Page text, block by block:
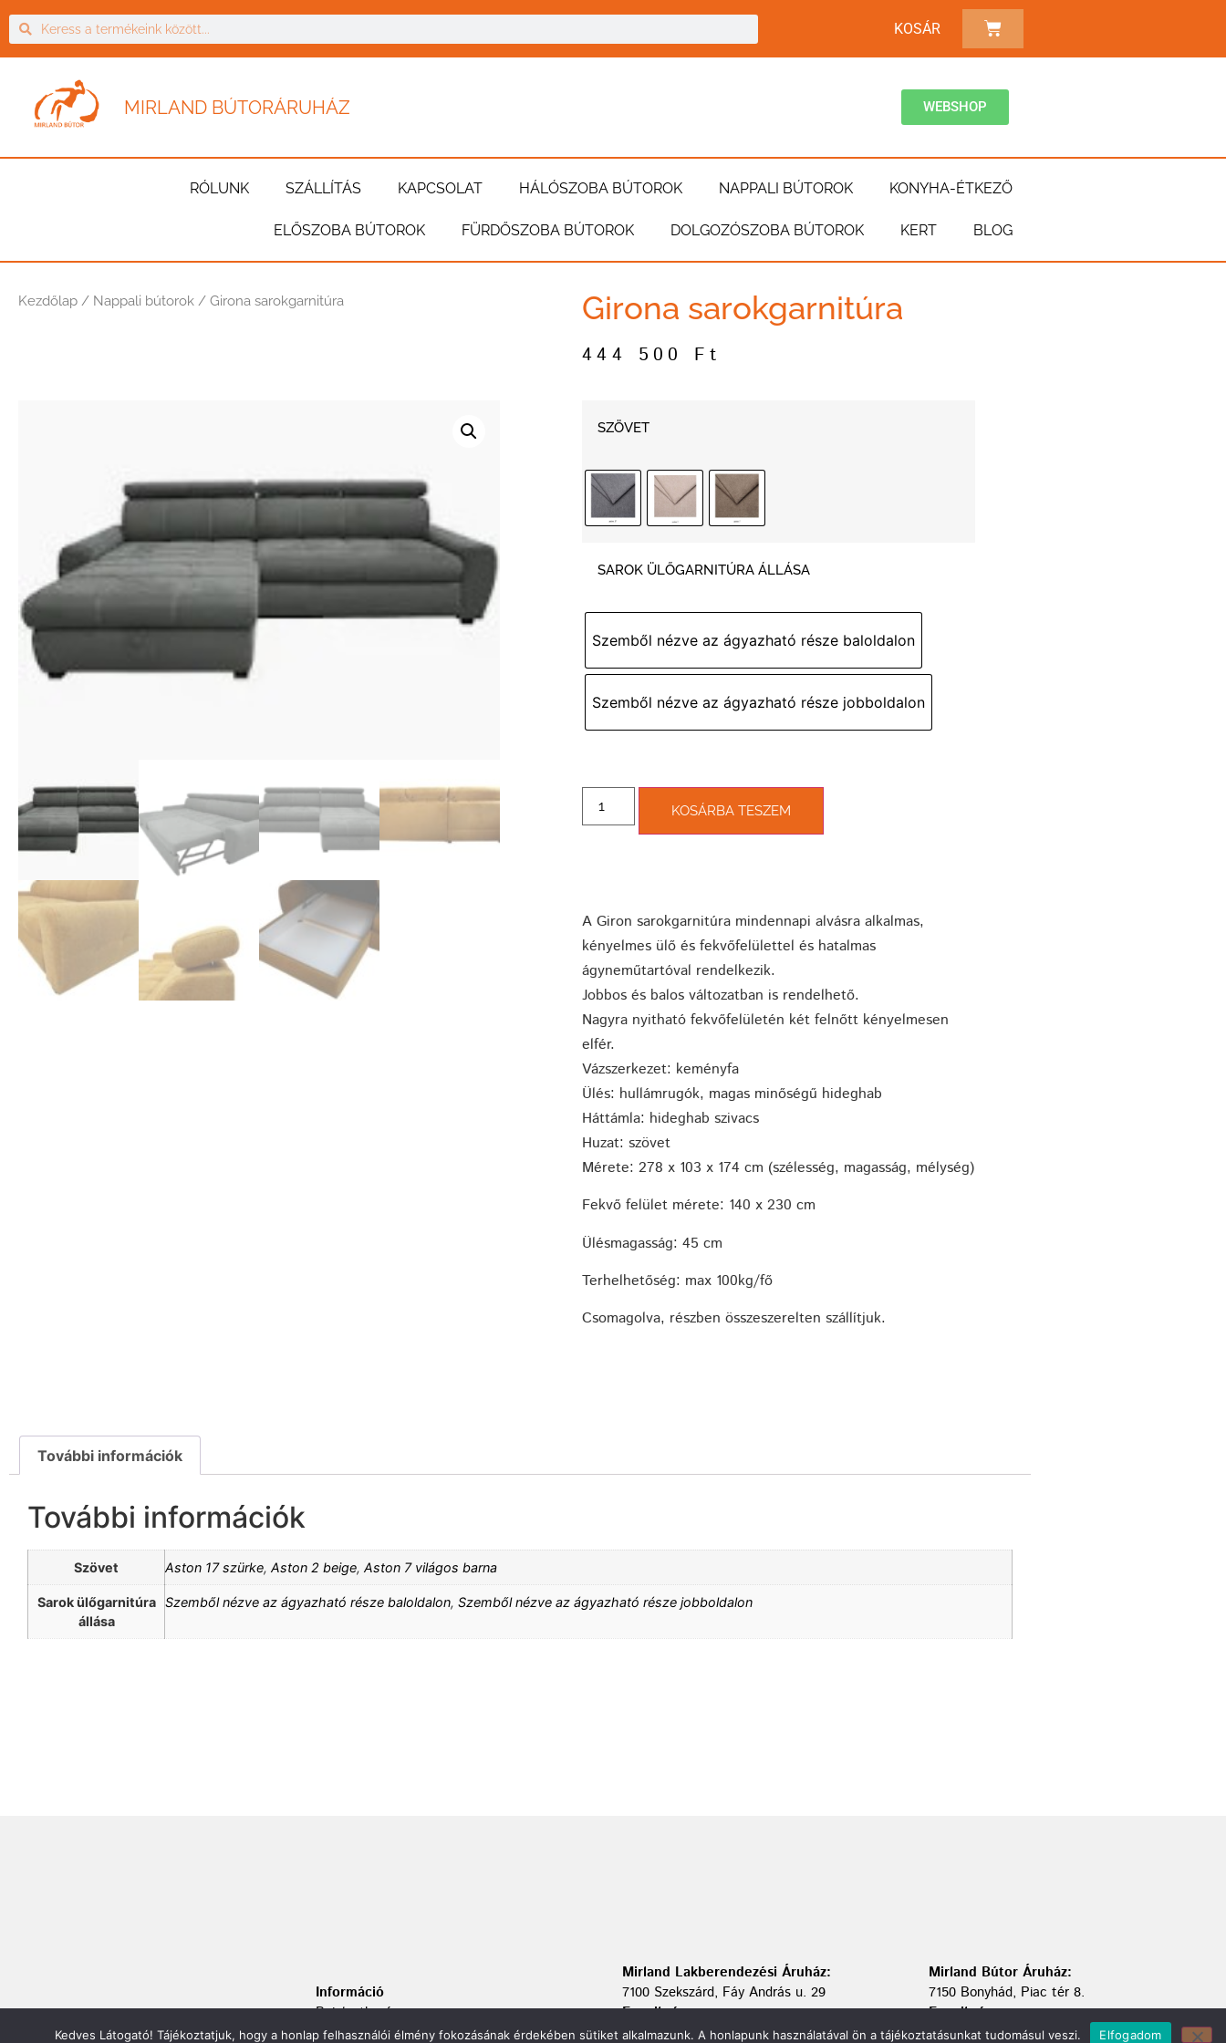
KOSÁR
MIRLAND BÚTORÁRUHÁZ WEBSHOP
RÓLUNK SZÁLLÍTÁS KAPCSOLAT HÁLÓSZOBA BÚTOROK NAPPALI BÚTOROK KONYHA-ÉTKEZŐ
ELŐSZOBA BÚTOROK FÜRDŐSZOBA BÚTOROK DOLGOZÓSZOBA BÚTOROK KERT BLOG
Kezdőlap / Nappali bútorok / Girona sarokgarnitúra Girona sarokgarnitúra
444 500 Ft
SZÖVET
SAROK ÜLŐGARNITÚRA ÁLLÁSA
Szemből nézve az ágyazható része baloldalon
Szemből nézve az ágyazható része jobboldalon
KOSÁRBA TESZEM
A Giron sarokgarnitúra mindennapi alvásra alkalmas,
kényelmes ülő és fekvőfelülettel és hatalmas
ágyneműtartóval rendelkezik.
Jobbos és balos változatban is rendelhető.
Nagyra nyitható fekvőfelületén két felnőtt kényelmesen
elfér.
Vázszerkezet: keményfa
Ülés: hullámrugók, magas minőségű hideghab
Háttámla: hideghab szivacs
Huzat: szövet
Mérete: 278 x 103 x 174 cm (szélesség, magasság, mélység)
Fekvő felület mérete: 140 x 230 cm
Ülésmagasság: 45 cm
Terhelhetőség: max 100kg/fő
Csomagolva, részben összeszerelten szállítjuk.
További információk
További információk
Szövet Aston 17 szürke, Aston 2 beige, Aston 7 világos barna
Sarok ülőgarnitúra
állása
Szemből nézve az ágyazható része baloldalon, Szemből nézve az ágyazható része jobboldalon
Információ
Bejelentkezés
Kapcsolat
Mirland Lakberendezési Áruház:
7100 Szekszárd, Fáy András u. 29
E-mail cím:
webmirland@gmail.com
Mirland Bútor Áruház:
7150 Bonyhád, Piac tér 8.
E-mail cím:
webmirland@gmail.com
Kedves Látogató! Tájékoztatjuk, hogy a honlap felhasználói élmény fokozásának érdekében sütiket alkalmazunk. A honlapunk használatával ön a tájékoztatásunkat tudomásul veszi. Elfogadom